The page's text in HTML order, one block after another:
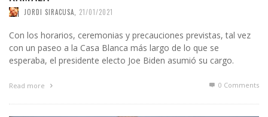
JORDI SIRACUSA, 21/01/2021
Con los horarios, ceremonias y precauciones previstas, tal vez
con un paseo a la Casa Blanca más largo de lo que se
esperaba, el presidente electo Joe Biden asumió su cargo.
Read more 0 Comments